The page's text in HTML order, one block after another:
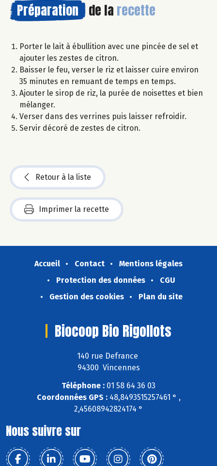
Préparation de la recette
Porter le lait à ébullition avec une pincée de sel et
ajouter les zestes de citron.
Baisser le feu, verser le riz et laisser cuire environ
35 minutes en remuant de temps en temps.
Ajouter le sirop de riz, la purée de noisettes et bien
mélanger.
Verser dans des verrines puis laisser refroidir.
Servir décoré de zestes de citron.
Retour à la liste
Imprimer la recette
Accueil Contact
Mentions légales
Protection des données
CGU
Gestion des cookies
Plan du site
Biocoop Bio Rigollots
140 rue Defrance
94300 Vincennes
Téléphone : 01 58 64 36 03
Coordonnées GPS :48,8493515257461 ° ,
2,45608942824174 °
Nous suivre sur